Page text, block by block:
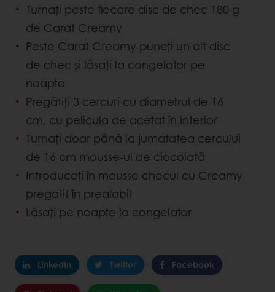
Turnați peste fiecare disc de chec 180 g
de Carat Creamy
Peste Carat Creamy puneți un alt disc
de chec și lăsați la congelator pe
noapte
Pregătiți 3 cercuri cu diametrul de 16
cm, cu pelicula de acetat în interior
Turnați doar până la jumatatea cercului
de 16 cm mousse-ul de ciocolată
Introduceți în mousse checul cu Creamy
pregatit în prealabil
Lăsați pe noapte la congelator
LinkedIn Twitter Facebook